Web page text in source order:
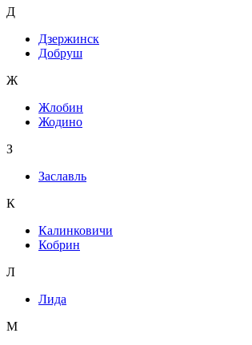
Д
Дзержинск
Добруш
Ж
Жлобин
Жодино
З
Заславль
К
Калинковичи
Кобрин
Л
Лида
М